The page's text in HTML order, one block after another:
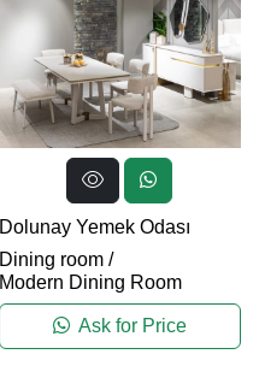
Dolunay Yemek Odası
Dining room/
Modern Dining Room
Ask for Price